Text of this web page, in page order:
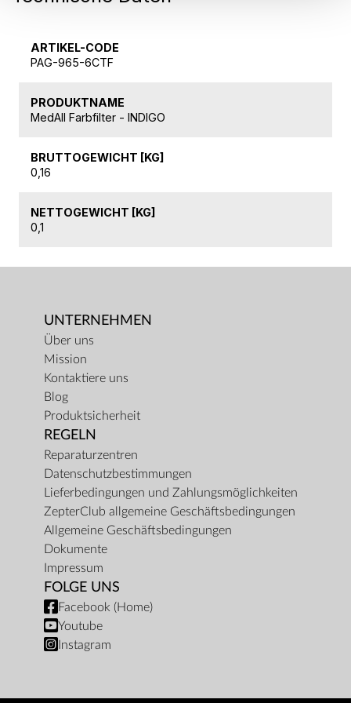
ARTIKEL-CODE
PAG-965-6CTF
PRODUKTNAME
MedAll Farbfilter - INDIGO
BRUTTOGEWICHT [KG]
0,16
NETTOGEWICHT [KG]
0,1
UNTERNEHMEN
Über uns
Mission
Kontaktiere uns
Blog
Produktsicherheit
REGELN
Reparaturzentren
Datenschutzbestimmungen
Lieferbedingungen und Zahlungsmöglichkeiten
ZepterClub allgemeine Geschäftsbedingungen
Allgemeine Geschäftsbedingungen
Dokumente
Impressum
FOLGE UNS
Facebook (Home)
Youtube
Instagram